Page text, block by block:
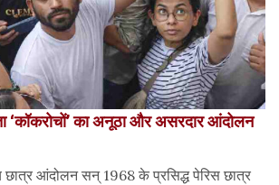
‘कॉकरोचों’ का अनूठा और असरदार आंदोलन
आंदोलन सन् 1968 के प्रसिद्ध पेरिस छात्र